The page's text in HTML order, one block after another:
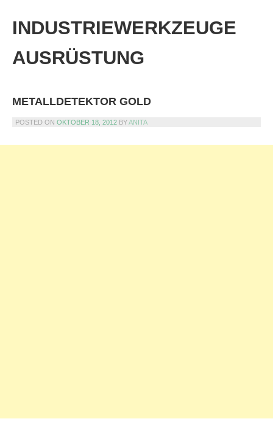
content
INDUSTRIEWERKZEUGE
AUSRÜSTUNG
METALLDETEKTOR GOLD
POSTED ON OKTOBER 18, 2012 BYANITA